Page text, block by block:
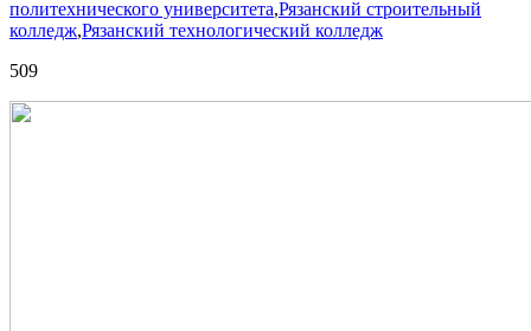
политехнического университета,Рязанский строительный
колледж,Рязанский технологический колледж
509